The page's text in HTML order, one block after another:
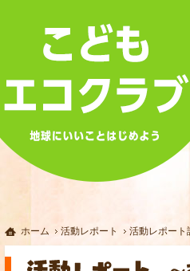
ホーム 活動レポート 活動レポート